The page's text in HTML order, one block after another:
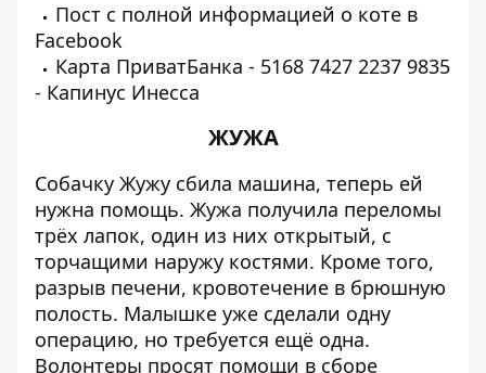
Пост с полной информацией о коте в
Facebook
Карта ПриватБанка - 5168 7427 2237 9835
- Капинус Инесса
ЖУЖА
Собачку Жужу сбила машина, теперь ей
нужна помощь. Жужа получила переломы
трёх лапок, один из них открытый, с
торчащими наружу костями. Кроме того,
разрыв печени, кровотечение в брюшную
полость. Малышке уже сделали одну
операцию, но требуется ещё одна.
Волонтеры просят помощи в сборе